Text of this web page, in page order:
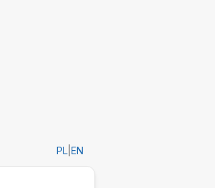
PL EN